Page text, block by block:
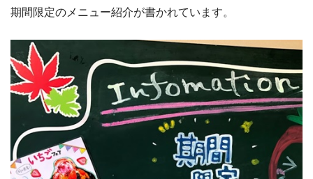
期間限定のメニュー紹介が書かれています。